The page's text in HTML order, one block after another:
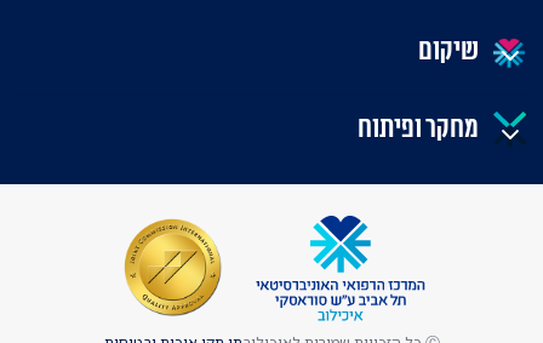
שיקום
מחקר ופיתוח